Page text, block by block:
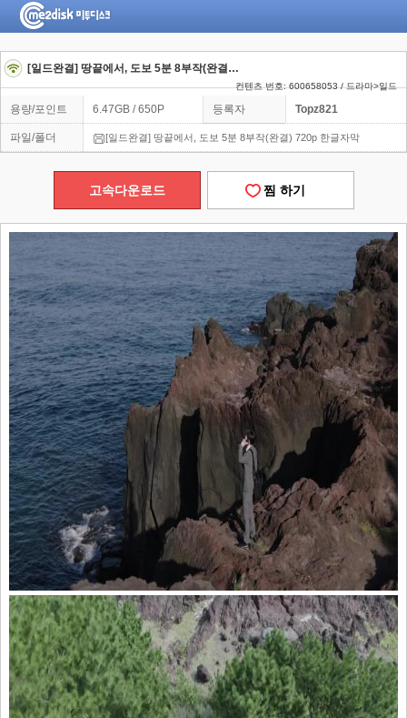
[일드완결] 땅끝에서, 도보 5분 8부작(완결) 720p 한글자막
컨텐츠 번호: 600658053 / 드라마>일드
용량/포인트 6.47GB / 650P 등록자 Topz821
파일/폴더 [일드완결] 땅끝에서, 도보 5분 8부작(완결) 720p 한글자막
고속다운로드 찜 하기